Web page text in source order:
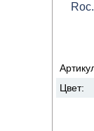
Цвет: